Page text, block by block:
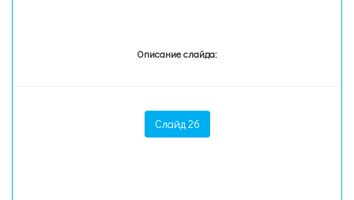
Описание слайда:
Слайд 26